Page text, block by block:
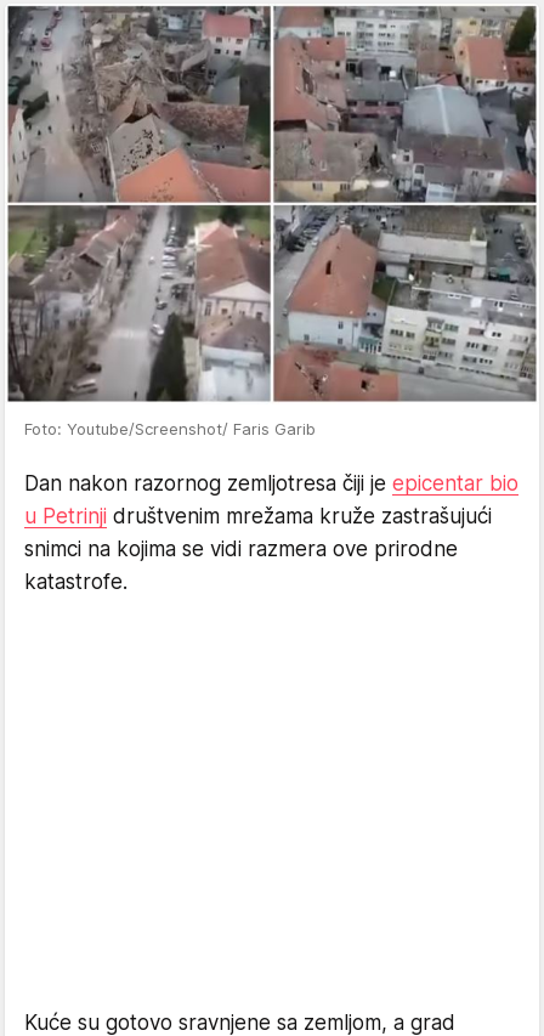
Foto: Youtube/Screenshot/ Faris Garib
Dan nakon razornog zemljotresa čiji je epicentar bio
u Petrinji društvenim mrežama kruže zastrašujući
snimci na kojima se vidi razmera ove prirodne
katastrofe.
Kuće su gotovo sravnjene sa zemljom, a grad